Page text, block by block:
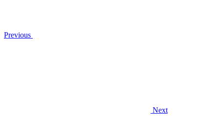
Previous
Next